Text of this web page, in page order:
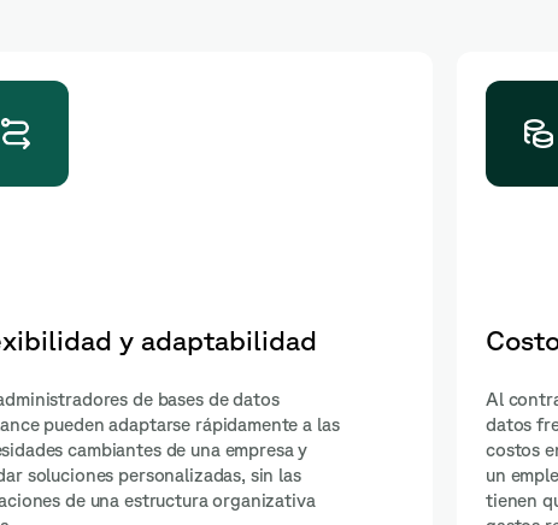
de bases de
empresas pueden ahorrar
con la contratación de
completo, ya que no
adicionales ni
Enfoque
Al trabajar como
de bases de datos
completamente en el
distracciones
dedicación y la